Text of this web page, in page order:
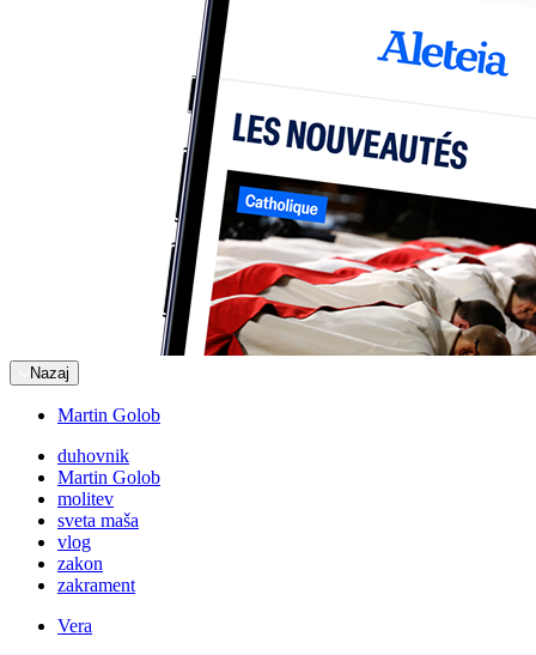
Nazaj
Martin Golob
duhovnik
Martin Golob
molitev
sveta maša
vlog
zakon
zakrament
Vera